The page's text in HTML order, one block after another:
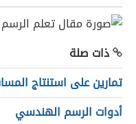
ذات صلة
تمارين على استنتاج
أدوات الرسم الهندسي